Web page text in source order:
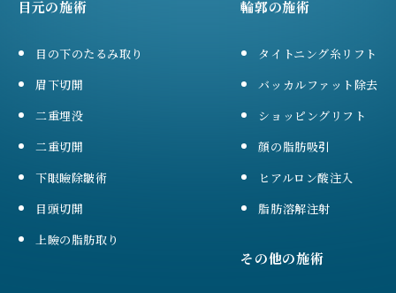
目元の施術
目の下のたるみ取り
眉下切開
二重埋没
二重切開
下眼瞼除皺術
目頭切開
上瞼の脂肪取り
輪郭の施術
タイトニング糸リフト
バッカルファット除去
ショッピングリフト
顔の脂肪吸引
ヒアルロン酸注入
脂肪溶解注射
その他の施術